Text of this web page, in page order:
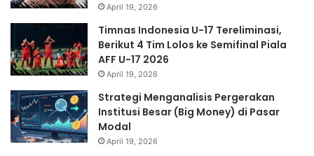
April 19, 2026
Timnas Indonesia U-17 Tereliminasi,
Berikut 4 Tim Lolos ke Semifinal Piala
AFF U-17 2026
April 19, 2026
Strategi Menganalisis Pergerakan
Institusi Besar (Big Money) di Pasar
Modal
April 19, 2026